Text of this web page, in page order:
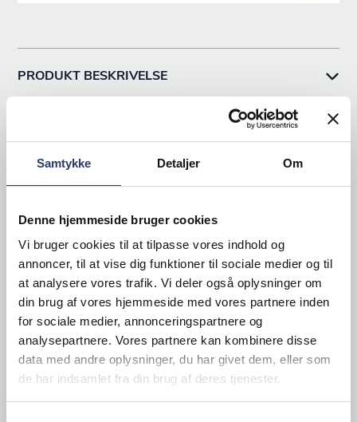
Samtykke Detaljer Om
Denne hjemmeside bruger cookies
Vi bruger cookies til at tilpasse vores indhold og
annoncer, til at vise dig funktioner til sociale medier og til
at analysere vores trafik. Vi deler også oplysninger om
din brug af vores hjemmeside med vores partnere inden
for sociale medier, annonceringspartnere og
analysepartnere. Vores partnere kan kombinere disse
data med andre oplysninger, du har givet dem, eller som
de har indsamlet fra din brug af deres tjenester.
PRODUKT BESKRIVELSE
DOWNLOADS
Overkop Monaco
23 cl
Hvid Porcelæn
Varenr.80672901
Antal pr. kolli 1
73,25 DKK /stk